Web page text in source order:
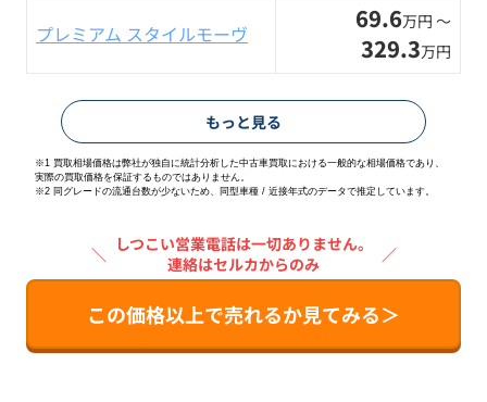
プレミアム スタイルモーヴ 69.6万円 〜
329.3万円
もっと見る
※1 買取相場価格は弊社が独自に統計分析した中古車買取における一般的な相場価格であり、
実際の買取価格を保証するものではありません。
※2 同グレードの流通台数が少ないため、同型車種 / 近接年式のデータで推定しています。
＼
しつこい営業電話は一切ありません。
連絡はセルカからのみ
／
この価格以上で売れるか見てみる＞